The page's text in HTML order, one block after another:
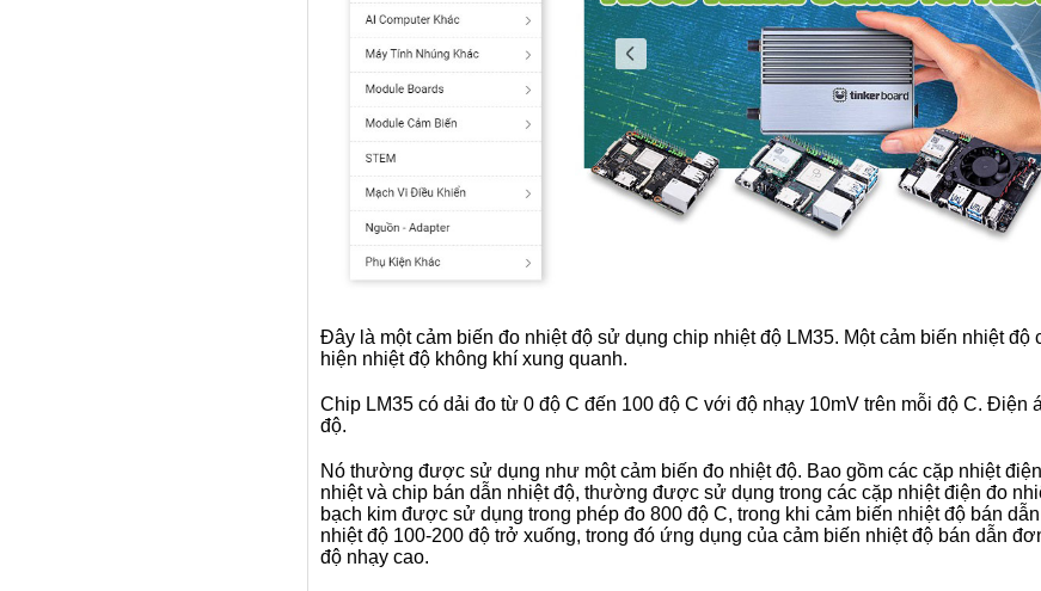
Đây là một cảm biến đo nhiệt độ sử dụng chip nhiệt độ LM35. Một cảm biến nhiệt
hiện nhiệt độ không khí xung quanh.
Chip LM35 có dải đo từ 0 độ C đến 100 độ C với độ nhạy 10mV trên mỗi độ C. Điện
độ.
Nó thường được sử dụng như một cảm biến đo nhiệt độ. Bao gồm các cặp nhiệt
nhiệt và chip bán dẫn nhiệt độ, thường được sử dụng trong các cặp nhiệt điện đo
bạch kim được sử dụng trong phép đo 800 độ C, trong khi cảm biến nhiệt độ bán
nhiệt độ 100-200 độ trở xuống, trong đó ứng dụng của cảm biến nhiệt độ bán dẫn
độ nhạy cao.